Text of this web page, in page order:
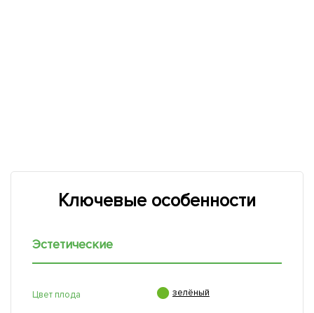
Ключевые особенности
Эстетические
Цвет плода  зелёный